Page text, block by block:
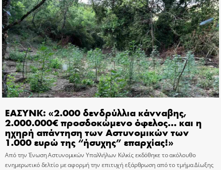
ΕΑΣΥΝΚ: «2.000 δενδρύλλια κάνναβης,
2.000.000€ προσδοκώμενο όφελος… και η
ηχηρή απάντηση των Αστυνομικών των
1.000 ευρώ της “ήσυχης” επαρχίας!»
Από την Ένωση Αστυνομικών Υπαλλήλων Κιλκίς εκδόθηκε το ακόλουθο
ενημερωτικό δελτίο με αφορμή την επιτυχή εξάρθρωση από το τμήμα Δίωξης